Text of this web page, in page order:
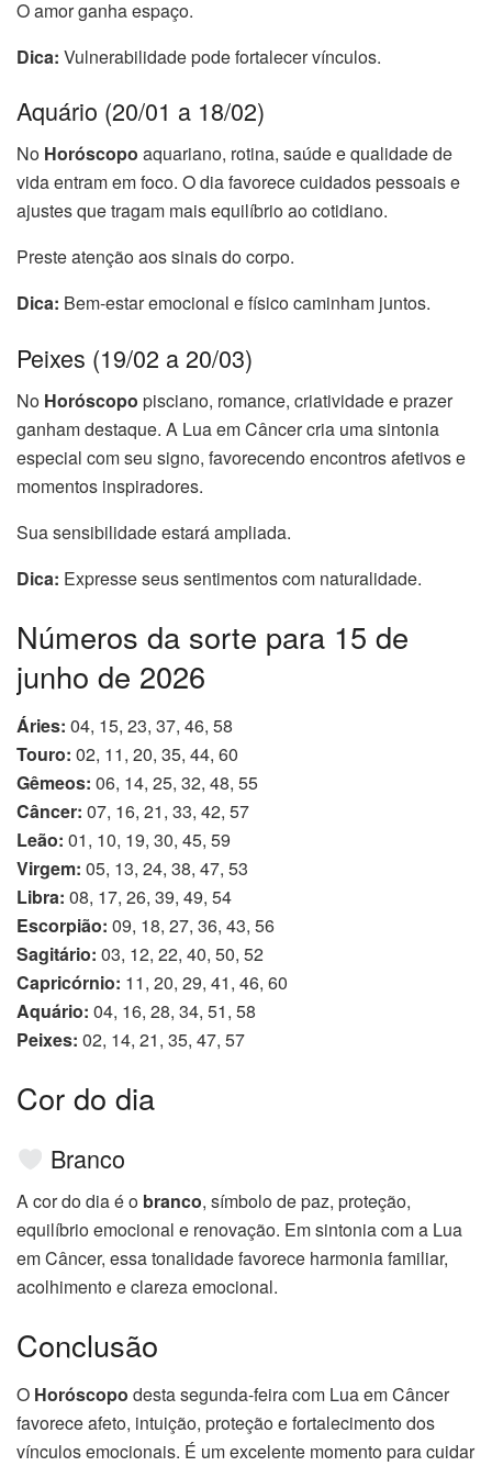
O amor ganha espaço.
Dica: Vulnerabilidade pode fortalecer vínculos.
Aquário (20/01 a 18/02)
No Horóscopo aquariano, rotina, saúde e qualidade de
vida entram em foco. O dia favorece cuidados pessoais e
ajustes que tragam mais equilíbrio ao cotidiano.
Preste atenção aos sinais do corpo.
Dica: Bem-estar emocional e físico caminham juntos.
Peixes (19/02 a 20/03)
No Horóscopo pisciano, romance, criatividade e prazer
ganham destaque. A Lua em Câncer cria uma sintonia
especial com seu signo, favorecendo encontros afetivos e
momentos inspiradores.
Sua sensibilidade estará ampliada.
Dica: Expresse seus sentimentos com naturalidade.
Números da sorte para 15 de
junho de 2026
Áries: 04, 15, 23, 37, 46, 58
Touro: 02, 11, 20, 35, 44, 60
Gêmeos: 06, 14, 25, 32, 48, 55
Câncer: 07, 16, 21, 33, 42, 57
Leão: 01, 10, 19, 30, 45, 59
Virgem: 05, 13, 24, 38, 47, 53
Libra: 08, 17, 26, 39, 49, 54
Escorpião: 09, 18, 27, 36, 43, 56
Sagitário: 03, 12, 22, 40, 50, 52
Capricórnio: 11, 20, 29, 41, 46, 60
Aquário: 04, 16, 28, 34, 51, 58
Peixes: 02, 14, 21, 35, 47, 57
Cor do dia
Branco
A cor do dia é o branco, símbolo de paz, proteção,
equilíbrio emocional e renovação. Em sintonia com a Lua
em Câncer, essa tonalidade favorece harmonia familiar,
acolhimento e clareza emocional.
Conclusão
O Horóscopo desta segunda-feira com Lua em Câncer
favorece afeto, intuição, proteção e fortalecimento dos
vínculos emocionais. É um excelente momento para cuidar